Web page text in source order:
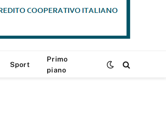
Sport
Primo
piano